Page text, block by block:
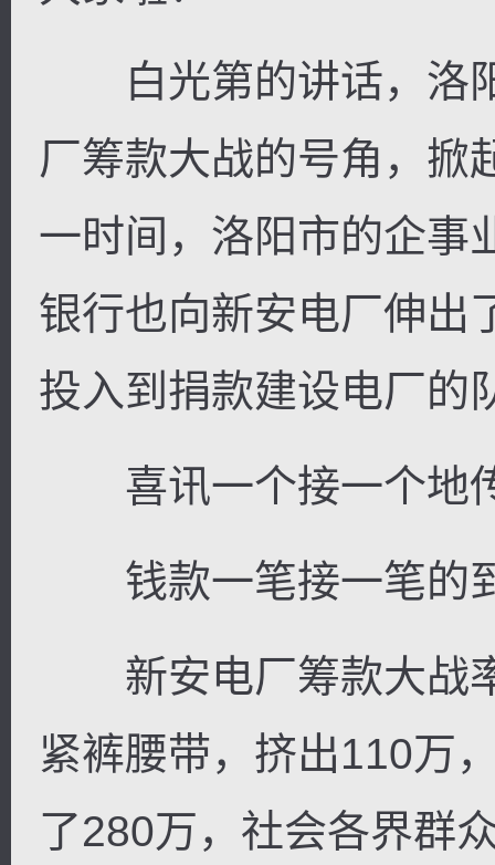
白光第的讲话，洛
厂筹款大战的号角，掀
一时间，洛阳市的企事
银行也向新安电厂伸出
投入到捐款建设电厂的
喜讯一个接一个地
钱款一笔接一笔的
新安电厂筹款大战
紧裤腰带，挤出110万
了280万，社会各界群